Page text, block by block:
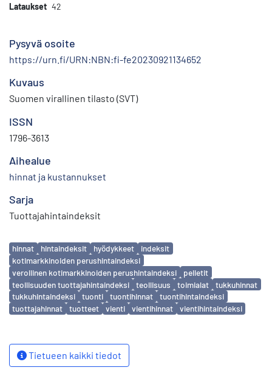
Lataukset 42
Pysyvä osoite
https://urn.fi/URN:NBN:fi-fe20230921134652
Kuvaus
Suomen virallinen tilasto (SVT)
ISSN
1796-3613
Aihealue
hinnat ja kustannukset
Sarja
Tuottajahintaindeksit
Avainsanat
hinnat hintaindeksit hyödykkeet
indeksit
kotimarkkinoiden perushintaindeksi
verollinen kotimarkkinoiden perushintaindeksi
pelletit
teollisuuden tuottajahintaindeksi
teollisuus toimialat
tukkuhinnat
tukkuhintaindeksi
tuonti tuontihinnat
tuontihintaindeksi
tuottajahinnat
tuotteet vienti vientihinnat vientihintaindeksi
Tietueen kaikki tiedot